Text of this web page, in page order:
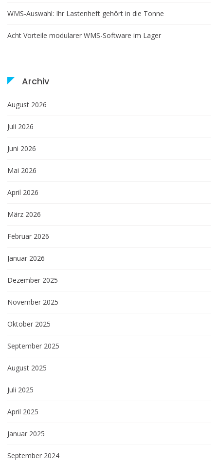
WMS-Auswahl: Ihr Lastenheft gehört in die Tonne
Acht Vorteile modularer WMS-Software im Lager
Archiv
August 2026
Juli 2026
Juni 2026
Mai 2026
April 2026
März 2026
Februar 2026
Januar 2026
Dezember 2025
November 2025
Oktober 2025
September 2025
August 2025
Juli 2025
April 2025
Januar 2025
September 2024